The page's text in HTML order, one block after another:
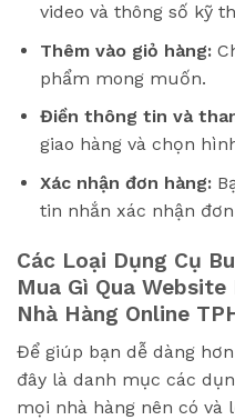
video và thông số kỹ
Thêm vào giỏ hàng:
phẩm mong muốn.
Điền thông tin và
giao hàng và chọn
Xác nhận đơn hàng:
tin nhắn xác nhận
Các Loại Dụng Cụ
Mua Gì Qua
Nhà Hàng Online
Để giúp bạn dễ dàng
đây là danh mục các
mọi nhà hàng nên có và